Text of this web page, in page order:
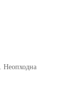
Неопходна